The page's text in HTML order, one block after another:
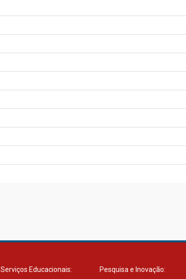
Serviços Educacionais:
Pesquisa e Inovação: